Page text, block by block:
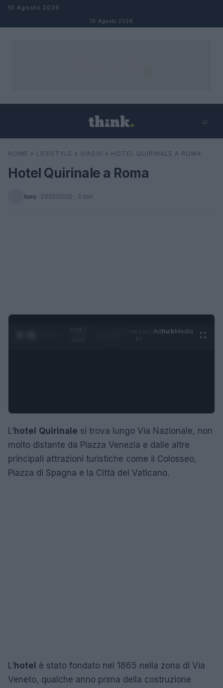
Salta al contenuto
10 Agosto 2026
10 Agosto 2026
⌕
Cerca ⌕
HOME » LIFESTYLE » VIAGGI » HOTEL QUIRINALE A ROMA
Hotel Quirinale a Roma
luxu · 21/05/2020 · 3 min
0:28 /
AdhubMedia
L’hotel Quirinale si trova lungo Via Nazionale, non
molto distante da Piazza Venezia e dalle altre
principali attrazioni turistiche come il Colosseo,
Piazza di Spagna e la Città del Vaticano.
L’hotel è stato fondato nel 1865 nella zona di Via
Veneto, qualche anno prima della costruzione